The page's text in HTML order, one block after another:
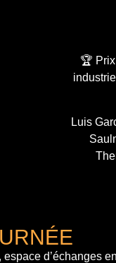
🏆
Luis
, espace d’échanges